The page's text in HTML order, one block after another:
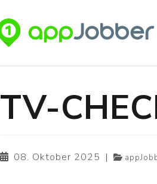
TV-
08. Oktober 2025 |